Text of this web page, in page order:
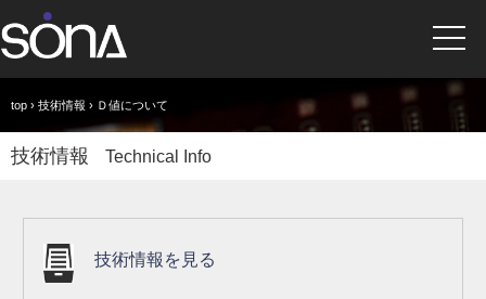
top › 技術情報 › Ｄ値について
技術情報 Technical Info
技術情報を 見る